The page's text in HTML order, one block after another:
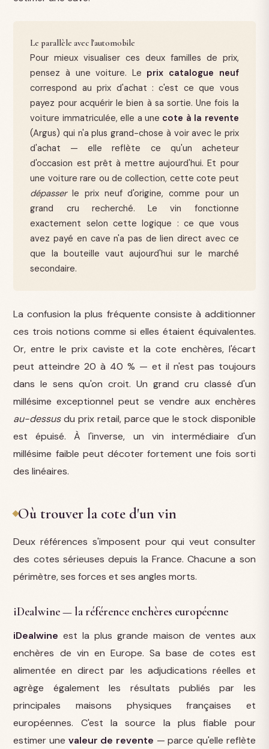
Le parallèle avec l'automobile
Pour mieux visualiser ces deux familles de prix,
pensez à une voiture. Le prix catalogue neuf
correspond au prix d'achat : c'est ce que vous
payez pour acquérir le bien à sa sortie. Une fois la
voiture immatriculée, elle a une cote à la revente
(Argus) qui n'a plus grand-chose à voir avec le prix
d'achat — elle reflète ce qu'un acheteur
d'occasion est prêt à mettre aujourd'hui. Et pour
une voiture rare ou de collection, cette cote peut
dépasserle prix neuf d'origine, comme pour un
grand cru recherché. Le vin fonctionne
exactement selon cette logique : ce que vous
avez payé en cave n'a pas de lien direct avec ce
que la bouteille vaut aujourd'hui sur le marché
secondaire.
La confusion la plus fréquente consiste à additionner
ces trois notions comme si elles étaient équivalentes.
Or, entre le prix caviste et la cote enchères, l'écart
peut atteindre 20 à 40 % — et il n'est pas toujours
dans le sens qu'on croit. Un grand cru classé d'un
millésime exceptionnel peut se vendre aux enchères
au-dessusdu prix retail, parce que le stock disponible
est épuisé. À l'inverse, un vin intermédiaire d'un
millésime faible peut décoter fortement une fois sorti
des linéaires.
Où trouver la cote d'un vin
Deux références s'imposent pour qui veut consulter
des cotes sérieuses depuis la France. Chacune a son
périmètre, ses forces et ses angles morts.
iDealwine — la référence enchères européenne
iDealwine est la plus grande maison de ventes aux
enchères de vin en Europe. Sa base de cotes est
alimentée en direct par les adjudications réelles et
agrège également les résultats publiés par les
principales maisons physiques françaises et
européennes. C'est la source la plus fiable pour
estimer une valeur de revente — parce qu'elle reflète